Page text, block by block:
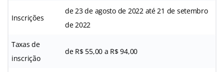
Inscrições
de 23 de agosto de 2022 até 21 de setembro
de 2022
Taxas de
inscrição
de R$ 55,00 a R$ 94,00